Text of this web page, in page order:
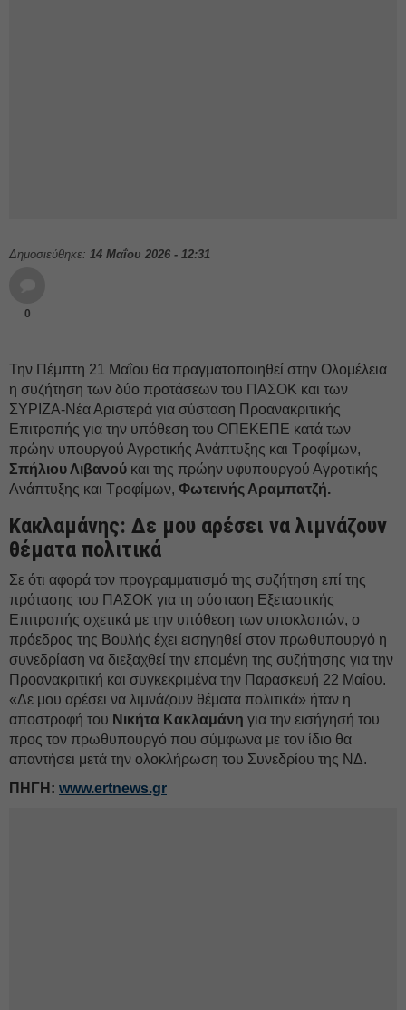
Δημοσιεύθηκε: 14 Μαΐου 2026 - 12:31
0
Την Πέμπτη 21 Μαΐου θα πραγματοποιηθεί στην Ολομέλεια
η συζήτηση των δύο προτάσεων του ΠΑΣΟΚ και των
ΣΥΡΙΖΑ-Νέα Αριστερά για σύσταση Προανακριτικής
Επιτροπής για την υπόθεση του ΟΠΕΚΕΠΕ κατά των
πρώην υπουργού Αγροτικής Ανάπτυξης και Τροφίμων,
Σπήλιου Λιβανού και της πρώην υφυπουργού Αγροτικής
Ανάπτυξης και Τροφίμων, Φωτεινής Αραμπατζή.
Κακλαμάνης: Δε μου αρέσει να λιμνάζουν
θέματα πολιτικά
Σε ότι αφορά τον προγραμματισμό της συζήτηση επί της
πρότασης του ΠΑΣΟΚ για τη σύσταση Εξεταστικής
Επιτροπής σχετικά με την υπόθεση των υποκλοπών, ο
πρόεδρος της Βουλής έχει εισηγηθεί στον πρωθυπουργό η
συνεδρίαση να διεξαχθεί την επομένη της συζήτησης για την
Προανακριτική και συγκεκριμένα την Παρασκευή 22 Μαΐου.
«Δε μου αρέσει να λιμνάζουν θέματα πολιτικά» ήταν η
αποστροφή του Νικήτα Κακλαμάνη για την εισήγησή του
προς τον πρωθυπουργό που σύμφωνα με τον ίδιο θα
απαντήσει μετά την ολοκλήρωση του Συνεδρίου της ΝΔ.
ΠΗΓΗ: www.ertnews.gr